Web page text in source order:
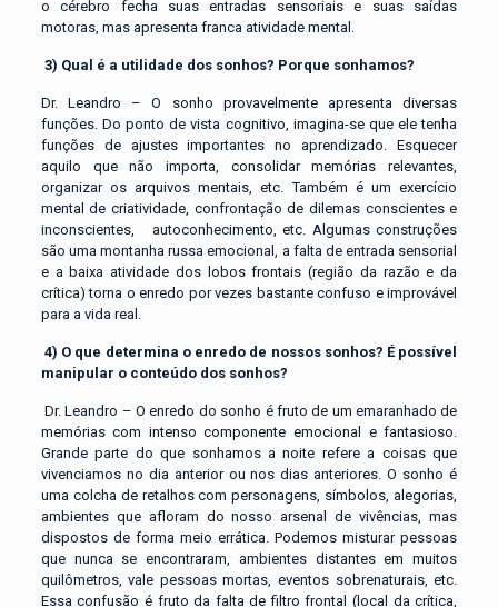
o cérebro fecha suas entradas sensoriais e suas saídas
motoras, mas apresenta franca atividade mental.
3) Qual é a utilidade dos sonhos? Porque sonhamos?
Dr. Leandro – O sonho provavelmente apresenta diversas
funções. Do ponto de vista cognitivo, imagina-se que ele tenha
funções de ajustes importantes no aprendizado. Esquecer
aquilo que não importa, consolidar memórias relevantes,
organizar os arquivos mentais, etc. Também é um exercício
mental de criatividade, confrontação de dilemas conscientes e
inconscientes, autoconhecimento, etc. Algumas construções
são uma montanha russa emocional, a falta de entrada sensorial
e a baixa atividade dos lobos frontais (região da razão e da
crítica) torna o enredo por vezes bastante confuso e improvável
para a vida real.
4) O que determina o enredo de nossos sonhos? É possível
manipular o conteúdo dos sonhos?
Dr. Leandro – O enredo do sonho é fruto de um emaranhado de
memórias com intenso componente emocional e fantasioso.
Grande parte do que sonhamos a noite refere a coisas que
vivenciamos no dia anterior ou nos dias anteriores. O sonho é
uma colcha de retalhos com personagens, símbolos, alegorias,
ambientes que afloram do nosso arsenal de vivências, mas
dispostos de forma meio errática. Podemos misturar pessoas
que nunca se encontraram, ambientes distantes em muitos
quilômetros, vale pessoas mortas, eventos sobrenaturais, etc.
Essa confusão é fruto da falta de filtro frontal (local da crítica,